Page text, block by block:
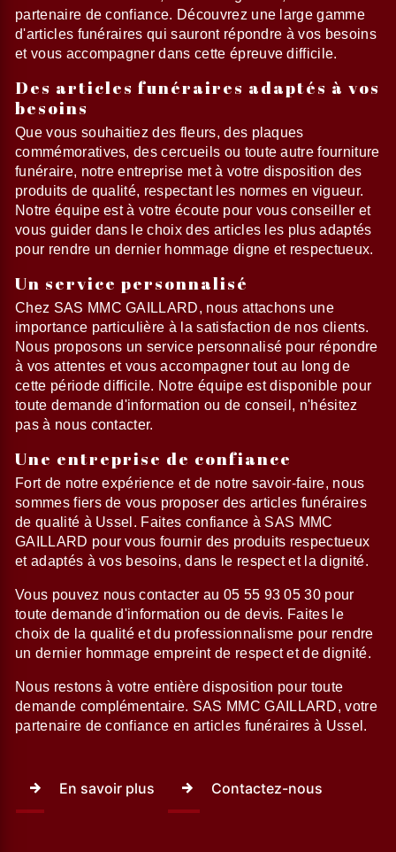
partenaire de confiance. Découvrez une large gamme
d'articles funéraires qui sauront répondre à vos besoins
et vous accompagner dans cette épreuve difficile.
Des articles funéraires adaptés à vos
besoins
Que vous souhaitiez des fleurs, des plaques
commémoratives, des cercueils ou toute autre fourniture
funéraire, notre entreprise met à votre disposition des
produits de qualité, respectant les normes en vigueur.
Notre équipe est à votre écoute pour vous conseiller et
vous guider dans le choix des articles les plus adaptés
pour rendre un dernier hommage digne et respectueux.
Un service personnalisé
Chez SAS MMC GAILLARD, nous attachons une
importance particulière à la satisfaction de nos clients.
Nous proposons un service personnalisé pour répondre
à vos attentes et vous accompagner tout au long de
cette période difficile. Notre équipe est disponible pour
toute demande d'information ou de conseil, n'hésitez
pas à nous contacter.
Une entreprise de confiance
Fort de notre expérience et de notre savoir-faire, nous
sommes fiers de vous proposer des articles funéraires
de qualité à Ussel. Faites confiance à SAS MMC
GAILLARD pour vous fournir des produits respectueux
et adaptés à vos besoins, dans le respect et la dignité.
Vous pouvez nous contacter au 05 55 93 05 30 pour
toute demande d'information ou de devis. Faites le
choix de la qualité et du professionnalisme pour rendre
un dernier hommage empreint de respect et de dignité.
Nous restons à votre entière disposition pour toute
demande complémentaire. SAS MMC GAILLARD, votre
partenaire de confiance en articles funéraires à Ussel.
En savoir plus Contactez-nous